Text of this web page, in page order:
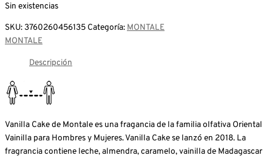
Sin existencias
SKU: 3760260456135 Categoría:MONTALE
MONTALE
Descripción
Vanilla Cake de Montale es una fragancia de la familia olfativa Oriental
Vainilla para Hombres y Mujeres. Vanilla Cake se lanzó en 2018. La
fragrancia contiene leche, almendra, caramelo, vainilla de Madagascar